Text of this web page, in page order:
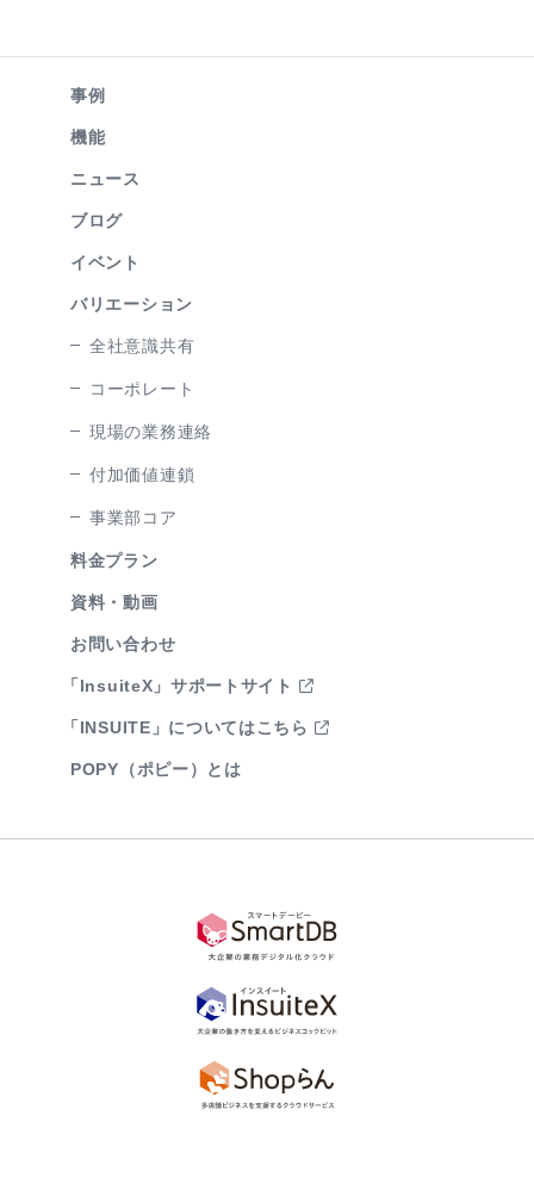
事例
機能
ニュース
ブログ
イベント
バリエーション
全社意識共有
コーポレート
現場の業務連絡
付加価値連鎖
事業部コア
料金プラン
資料・動画
お問い合わせ
「InsuiteX」サポートサイト
「INSUITE」についてはこちら
POPY（ポピー）とは